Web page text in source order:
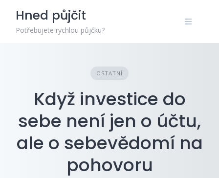
content
Hned půjčit
Potřebujete rychlou půjčku?
OSTATNÍ
Když investice do
sebe není jen o účtu,
ale o sebevědomí na
pohovoru